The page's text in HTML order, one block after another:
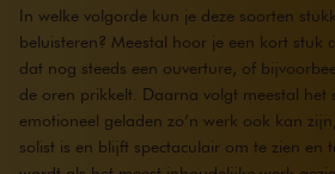
In welke volgorde kun je deze soorten
beluisteren? Meestal hoor je een kort stuk
dat nog steeds een ouverture, of
de oren prikkelt. Daarna volgt meestal het
emotioneel geladen zo’n werk ook kan
solist is en blijft spectaculair om te zien en